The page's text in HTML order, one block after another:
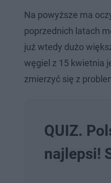
Na powyższe ma
poprzednich latach
już wtedy dużo
węgiel z 15 kwietnia
zmierzyć się z
QUIZ.
najlepsi!